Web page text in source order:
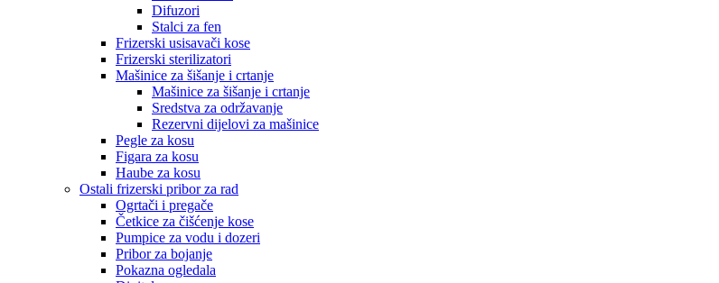
Difuzori
Stalci za fen
Frizerski usisavači kose
Frizerski sterilizatori
Mašinice za šišanje i crtanje
Mašinice za šišanje i crtanje
Sredstva za održavanje
Rezervni dijelovi za mašinice
Pegle za kosu
Figara za kosu
Haube za kosu
Ostali frizerski pribor za rad
Ogrtači i pregače
Četkice za čišćenje kose
Pumpice za vodu i dozeri
Pribor za bojanje
Pokazna ogledala